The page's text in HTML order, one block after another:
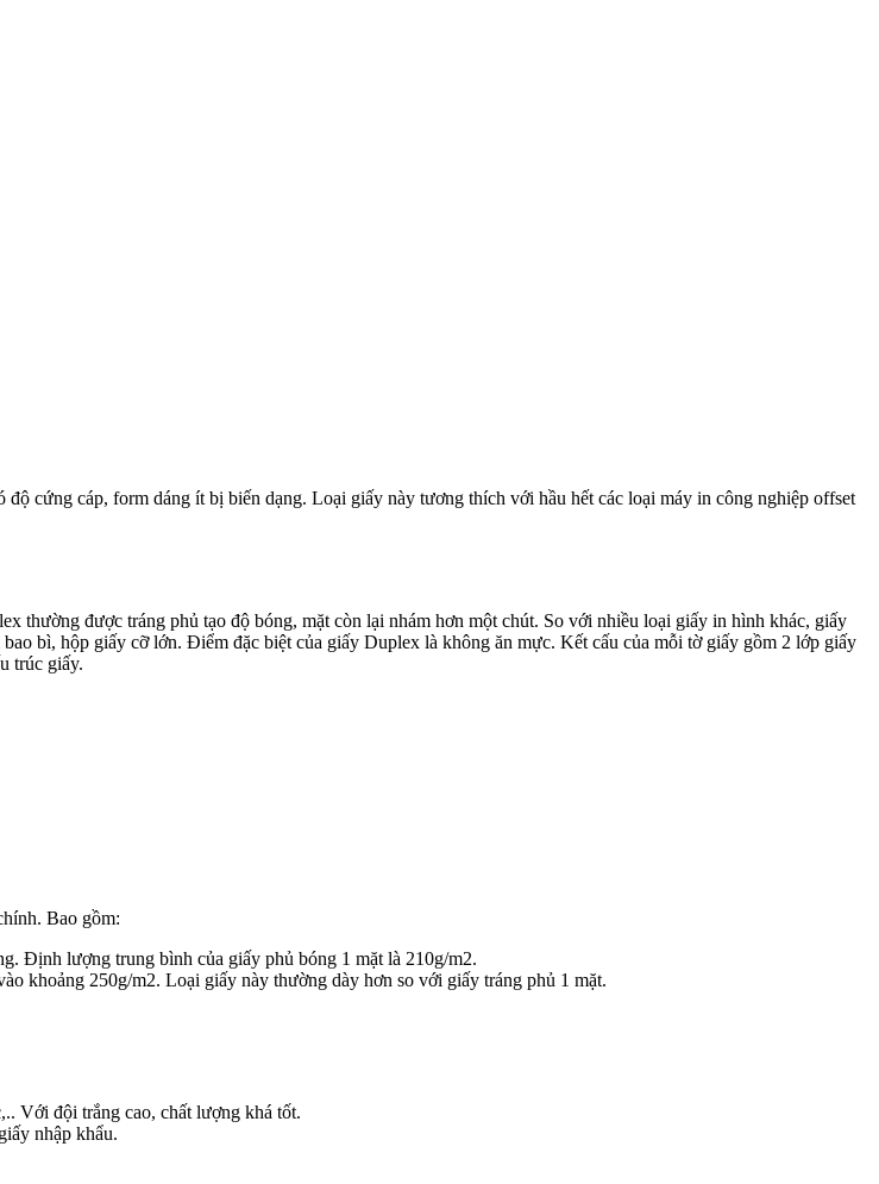
cứng cáp, form dáng ít bị biến dạng. Loại giấy này tương thích với hầu hết các loại máy in công nghiệp offset
thường được tráng phủ tạo độ bóng, mặt còn lại nhám hơn một chút. So với nhiều loại giấy in hình khác, giấy
bì, hộp giấy cỡ lớn. Điểm đặc biệt của giấy Duplex là không ăn mực. Kết cấu của mỗi tờ giấy gồm 2 lớp giấy
trúc giấy.
Bao gồm:
Định lượng trung bình của giấy phủ bóng 1 mặt là 210g/m2.
khoảng 250g/m2. Loại giấy này thường dày hơn so với giấy tráng phủ 1 mặt.
Với đội trắng cao, chất lượng khá tốt.
nhập khẩu.